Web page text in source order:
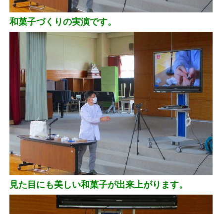
和菓子づくりの実演です。
見た目にも美しい和菓子が出来上がります。